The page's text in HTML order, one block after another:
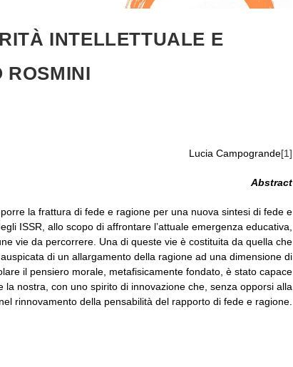
INTELLETTUALE E
ROSMINI
Lucia Campogrande[1]
Abstract
la frattura di fede e ragione per una nuova sintesi di fede e
ISSR, allo scopo di affrontare l’attuale emergenza educativa,
vie da percorrere. Una di queste vie è costituita da quella che
di un allargamento della ragione ad una dimensione di
il pensiero morale, metafisicamente fondato, è stato capace
nostra, con uno spirito di innovazione che, senza opporsi alla
rinnovamento della pensabilità del rapporto di fede e ragione.